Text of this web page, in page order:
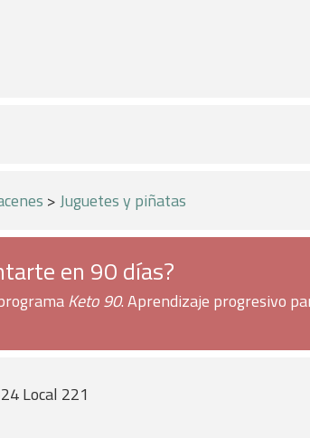
>Juguetes y piñatas
en 90 días?
Keto 90. Aprendizaje progresivo
Local 221